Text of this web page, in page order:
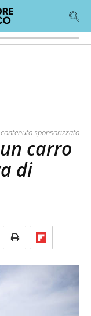
contenuto sponsorizzato
carro
di